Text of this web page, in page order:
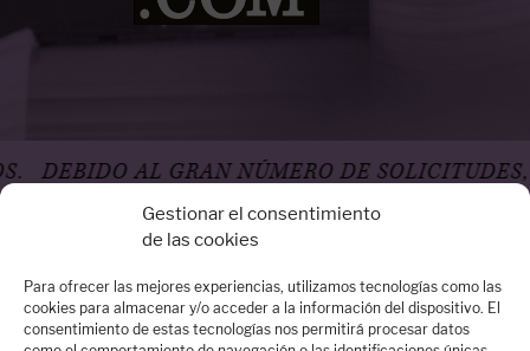
Gestionar el consentimiento
de las cookies
Para ofrecer las mejores experiencias, utilizamos tecnologías como las
cookies para almacenar y/o acceder a la información del dispositivo. El
consentimiento de estas tecnologías nos permitirá procesar datos
AL GRAN NÚMERO DE SOLICITUDES,
Oficina Madrid